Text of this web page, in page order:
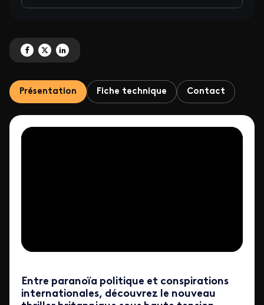
Partagez 'Code Rouge' sur Facebook
Partagez 'Code Rouge' sur X
Partagez 'Code Rouge' sur LinkedIn
Présentation Fiche technique Contact
Entre paranoïa politique et conspirations
internationales, découvrez le nouveau